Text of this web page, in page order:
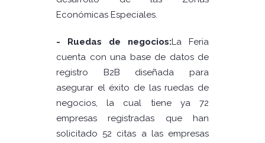
Económicas Especiales.
- Ruedas de negocios:La Feria
cuenta con una base de datos de
registro B2B diseñada para
asegurar el éxito de las ruedas de
negocios, la cual tiene ya 72
empresas registradas que han
solicitado 52 citas a las empresas